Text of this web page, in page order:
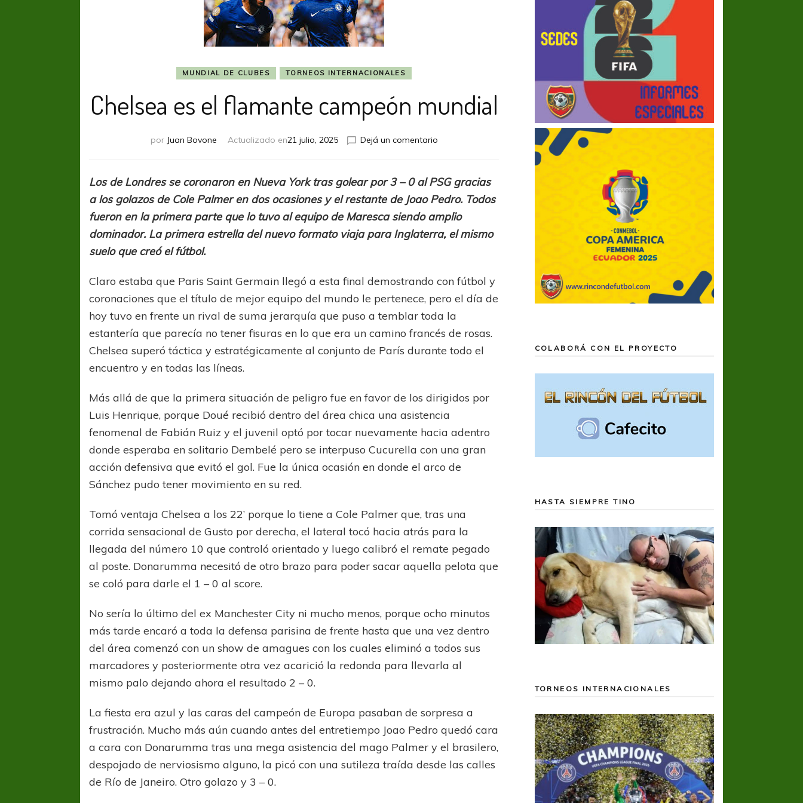
MUNDIAL DE CLUBES TORNEOS INTERNACIONALES
Chelsea es el flamante campeón mundial
por Juan Bovone Actualizado en21 julio, 2025 Dejá un comentarioen
el
flamante
campeón
mundial
Los de Londres se coronaron en Nueva York tras golear por 3 – 0 al PSG gracias
a los golazos de Cole Palmer en dos ocasiones y el restante de Joao Pedro. Todos
fueron en la primera parte que lo tuvo al equipo de Maresca siendo amplio
dominador. La primera estrella del nuevo formato viaja para Inglaterra, el mismo
suelo que creó el fútbol.
Claro estaba que Paris Saint Germain llegó a esta final demostrando con fútbol y
coronaciones que el título de mejor equipo del mundo le pertenece, pero el día de
hoy tuvo en frente un rival de suma jerarquía que puso a temblar toda la
estantería que parecía no tener fisuras en lo que era un camino francés de rosas.
Chelsea superó táctica y estratégicamente al conjunto de París durante todo el
encuentro y en todas las líneas.
Más allá de que la primera situación de peligro fue en favor de los dirigidos por
Luis Henrique, porque Doué recibió dentro del área chica una asistencia
fenomenal de Fabián Ruiz y el juvenil optó por tocar nuevamente hacia adentro
donde esperaba en solitario Dembelé pero se interpuso Cucurella con una gran
acción defensiva que evitó el gol. Fue la única ocasión en donde el arco de
Sánchez pudo tener movimiento en su red.
Tomó ventaja Chelsea a los 22’ porque lo tiene a Cole Palmer que, tras una
corrida sensacional de Gusto por derecha, el lateral tocó hacia atrás para la
llegada del número 10 que controló orientado y luego calibró el remate pegado
al poste. Donarumma necesitó de otro brazo para poder sacar aquella pelota que
se coló para darle el 1 – 0 al score.
No sería lo último del ex Manchester City ni mucho menos, porque ocho minutos
más tarde encaró a toda la defensa parisina de frente hasta que una vez dentro
del área comenzó con un show de amagues con los cuales eliminó a todos sus
marcadores y posteriormente otra vez acarició la redonda para llevarla al
mismo palo dejando ahora el resultado 2 – 0.
La fiesta era azul y las caras del campeón de Europa pasaban de sorpresa a
frustración. Mucho más aún cuando antes del entretiempo Joao Pedro quedó cara
a cara con Donarumma tras una mega asistencia del mago Palmer y el brasilero,
despojado de nerviosismo alguno, la picó con una sutileza traída desde las calles
de Río de Janeiro. Otro golazo y 3 – 0.
COLABORÁ CON EL PROYECTO
HASTA SIEMPRE TINO
TORNEOS INTERNACIONALES